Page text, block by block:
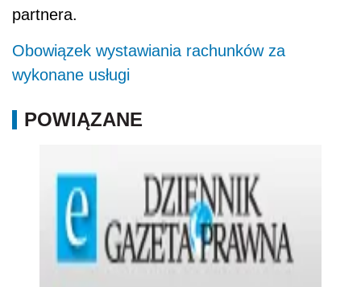
partnera.
Obowiązek wystawiania rachunków za
wykonane usługi
POWIĄZANE